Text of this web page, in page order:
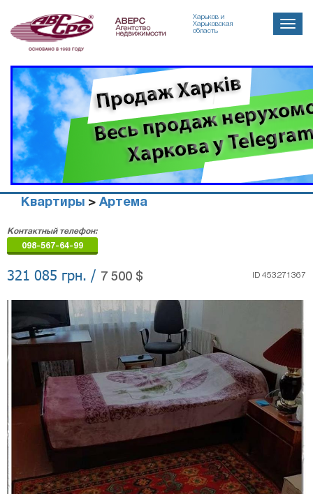
Харьков и
Харьковская
область
Toggle
Квартиры > Артема
недвижимости
"Аверс"
Контактный телефон:
098-567-64-99
321 085 грн. / 7 500 $ ID 453271367